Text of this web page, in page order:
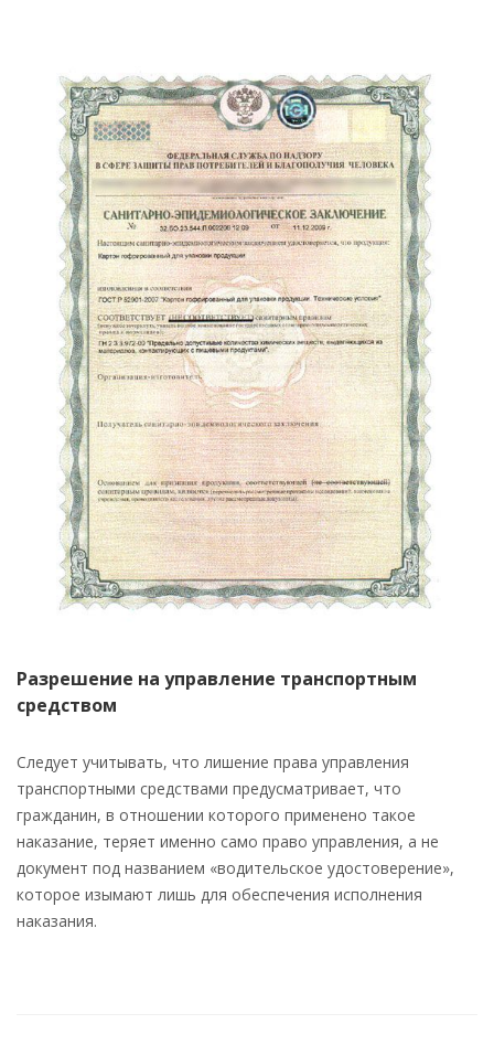
Разрешение на управление транспортным
средством
Следует учитывать, что лишение права управления
транспортными средствами предусматривает, что
гражданин, в отношении которого применено такое
наказание, теряет именно само право управления, а не
документ под названием «водительское удостоверение»,
которое изымают лишь для обеспечения исполнения
наказания.